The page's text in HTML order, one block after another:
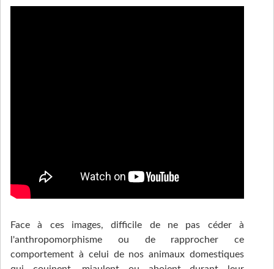
Face à ces images, difficile de ne pas céder à
l'anthropomorphisme ou de rapprocher ce
comportement à celui de nos animaux domestiques